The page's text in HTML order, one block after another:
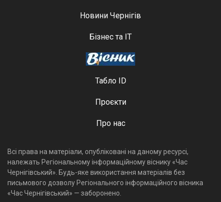
Новини Чернігів
Бізнес та ІТ
Табло ID
Проєкти
Про нас
Всі права на матеріали, опубліковані на даному ресурсі,
належать Регіональному інформаційному віснику «Час
Чернігівський». Будь-яке використання матеріалів без
письмового дозволу Регіонального інформаційного вісника
«Час Чернігівський» — заборонено.